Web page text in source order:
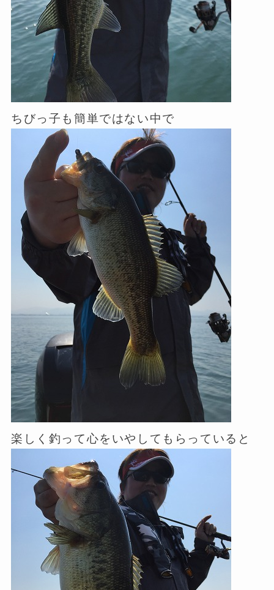
ちびっ子も簡単ではない中で
楽しく釣って心をいやしてもらっていると